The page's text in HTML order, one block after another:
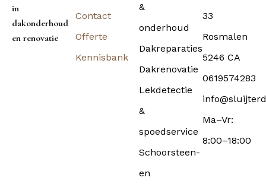
in
dakonderhoud
en renovatie
Contact
Offerte
Kennisbank
&
onderhoud
Dakreparaties
Dakrenovatie
Lekdetectie
&
spoedservice
Schoorsteen-
en
33
Rosmalen
5246 CA
0619574283
Ma–Vr:
8:00–18:00